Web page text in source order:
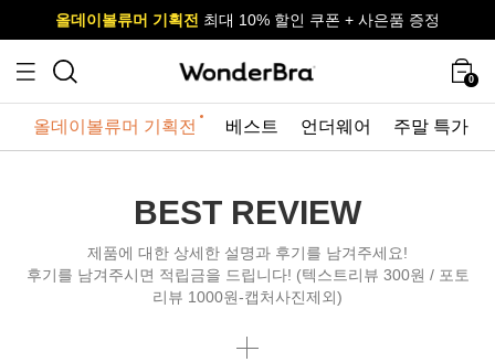
사이즈 무료 교환 서비스
올데이볼류머 기획전 최대 10% 할인 쿠폰 + 사은품 증정
사이즈 무료 교환 서비스
올데이볼류머 기획전 최대 10% 할인 쿠폰 + 사은품 증정
0
올데이볼류머 기획전 베스트 언더웨어 주말 특가
BEST REVIEW
제품에 대한 상세한 설명과 후기를 남겨주세요!
후기를 남겨주시면 적립금을 드립니다! (텍스트리뷰 300원 / 포토
리뷰 1000원-캡처사진제외)